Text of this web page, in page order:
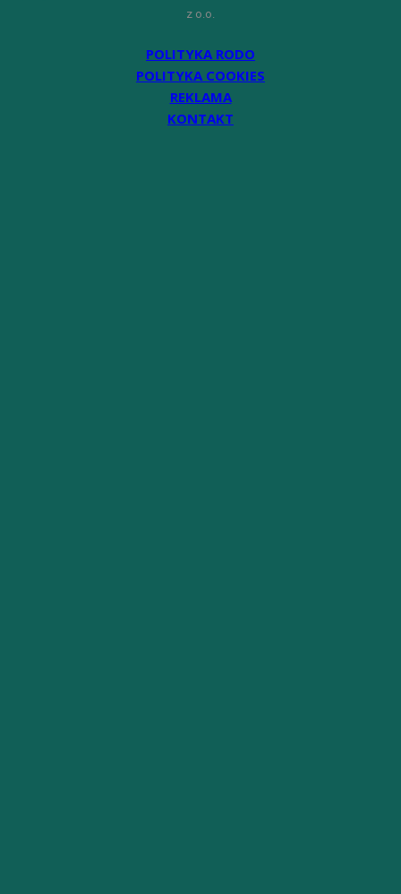
z o.o.
POLITYKA RODO
POLITYKA COOKIES
REKLAMA
KONTAKT